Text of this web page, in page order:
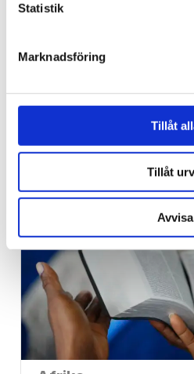
Statistik
Marknadsföring
Tillåt
Tillåt
Avvisa
Regeringen
Kritiserade
blivit utsedd
ambassadör i